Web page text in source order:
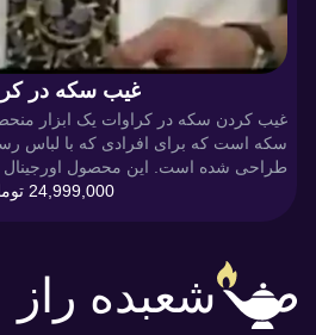
غیب سکه در
غیب کردن سکه در کراوات یک ابزار
سکه است که برای افرادی که با لباس
طراحی شده است. این محصول
برای شعبده بازانی که به دنبال اجرای
24,999,000
شعبده راز